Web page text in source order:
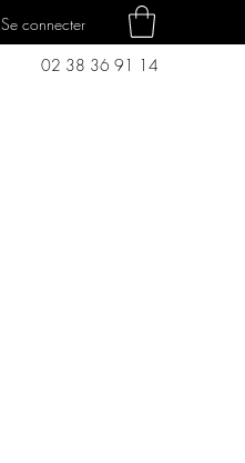
Se connecter
02 38 36 91 14